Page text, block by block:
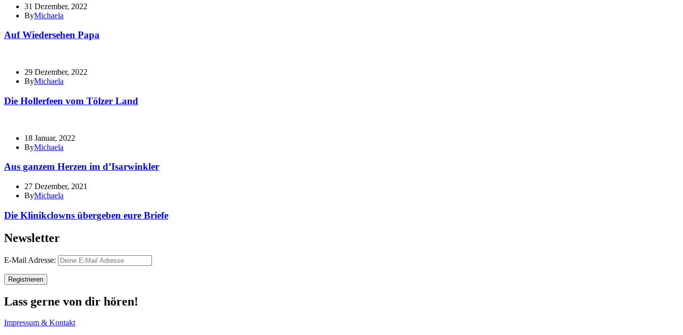
31 Dezember, 2022
ByMichaela
Auf Wiedersehen Papa
29 Dezember, 2022
ByMichaela
Die Hollerfeen vom Tölzer Land
18 Januar, 2022
ByMichaela
Aus ganzem Herzen im d’Isarwinkler
27 Dezember, 2021
ByMichaela
Die Klinikclowns übergeben eure Briefe
Newsletter
E-Mail Adresse:
Lass gerne von dir hören!
Impressum & Kontakt